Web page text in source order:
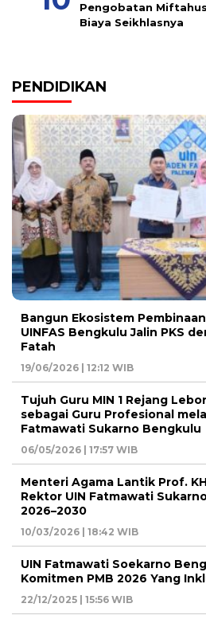
Pengobatan
Biaya Seikhlasnya
PENDIDIKAN
Bangun Ekosistem Pembinaan
UINFAS Bengkulu Jalin PKS
Fatah
19/06/2026 | 12:12 WIB
Tujuh Guru MIN 1 Rejang
sebagai Guru Profesional
Fatmawati Sukarno Bengkulu
06/05/2026 | 17:57 WIB
Menteri Agama Lantik Prof.
Rektor UIN Fatmawati
2026–2030
10/03/2026 | 18:42 WIB
UIN Fatmawati Soekarno
Komitmen PMB 2026 Yang
22/12/2025 | 15:56 WIB